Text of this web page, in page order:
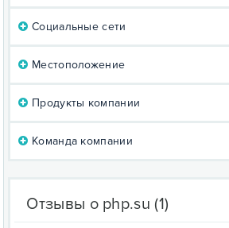
Социальные сети
Местоположение
Продукты компании
Команда компании
Отзывы о php.su (1)